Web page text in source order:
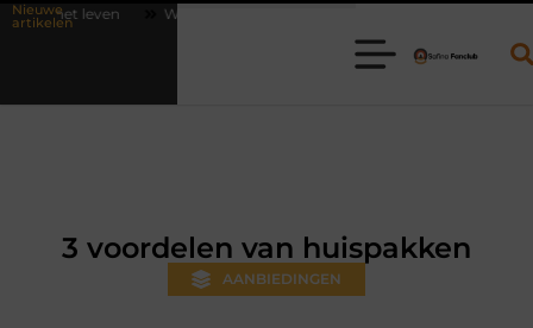
Nieuwe
artikelen
Waarom online vlees bestellen steeds gewoner wordt
3 voordelen van huispakken
AANBIEDINGEN